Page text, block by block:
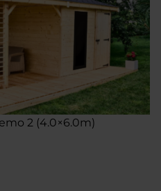
2 (4.0×6.0m)